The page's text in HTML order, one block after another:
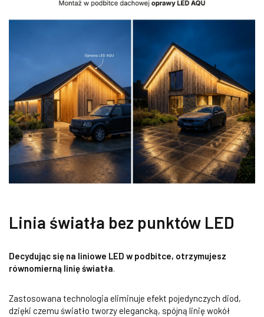
Linia światła bez punktów LED
Decydując się na liniowe LED w podbitce, otrzymujesz
równomierną linię światła.
Zastosowana technologia eliminuje efekt pojedynczych diod,
dzięki czemu światło tworzy elegancką, spójną linię wokół